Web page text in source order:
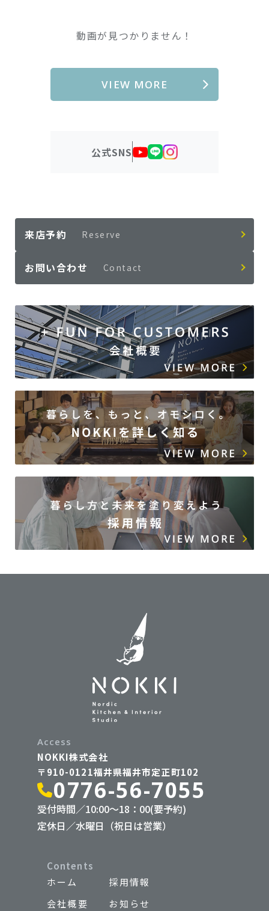
動画が見つかりません！
VIEW MORE
公式SNS
来店予約 Reserve
お問い合わせ Contact
Access
NOKKI株式会社
〒910-0121福井県福井市定正町102
0776-56-7055
受付時間／10:00〜18：00(要予約)
定休日／水曜日（祝日は営業）
Contents
ホーム
会社概要
採用情報
お知らせ